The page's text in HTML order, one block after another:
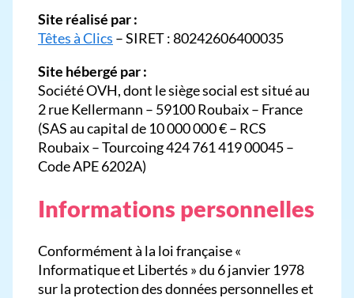
Site réalisé par :
Têtes à Clics – SIRET : 80242606400035
Site hébergé par :
Société OVH, dont le siège social est situé au
2 rue Kellermann – 59100 Roubaix – France
(SAS au capital de 10 000 000 € – RCS
Roubaix – Tourcoing 424 761 419 00045 –
Code APE 6202A)
Informations personnelles
Conformément à la loi française «
Informatique et Libertés » du 6 janvier 1978
sur la protection des données personnelles et